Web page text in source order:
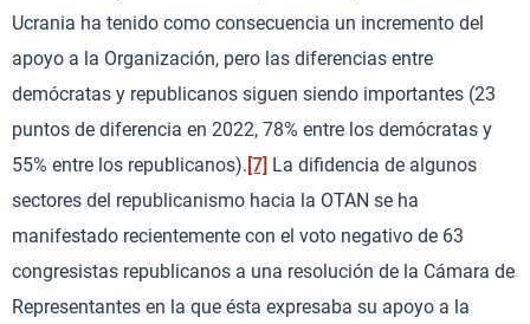
Ucrania ha tenido como consecuencia un incremento del
apoyo a la Organización, pero las diferencias entre
demócratas y republicanos siguen siendo importantes (23
puntos de diferencia en 2022, 78% entre los demócratas y
55% entre los republicanos). [7] La difidencia de algunos
sectores del republicanismo hacia la OTAN se ha
manifestado recientemente con el voto negativo de 63
congresistas republicanos a una resolución de la Cámara de
Representantes en la que ésta expresaba su apoyo a la